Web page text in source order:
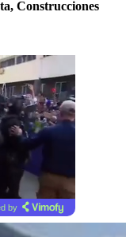
Construcciones
by